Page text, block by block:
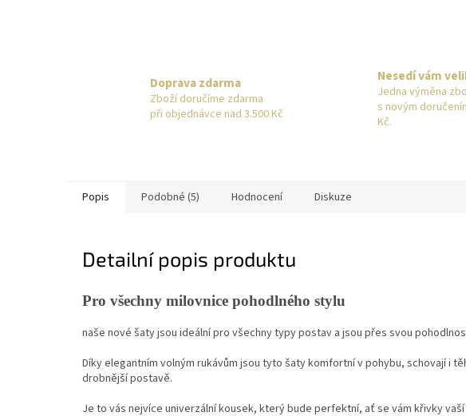
Doprava zdarma
Zboží doručíme zdarma
při objednávce nad 3.500 Kč
Nesedí vám
Jedna výměna
s novým
Kč.
Popis Podobné (5) Hodnocení Diskuze
Detailní popis produktu
Pro všechny milovnice pohodlného stylu
naše nové šaty jsou ideální pro všechny typy postav a jsou přes svou
Díky elegantním volným rukávům jsou tyto šaty komfortní v pohybu, schovají i
drobnější postavě.
Je to vás nejvíce univerzální kousek, který bude perfektní, ať se vám křivky